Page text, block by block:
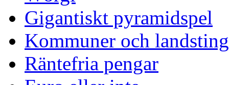
Gigantiskt pyramidspel
Kommuner och
Räntefria pengar